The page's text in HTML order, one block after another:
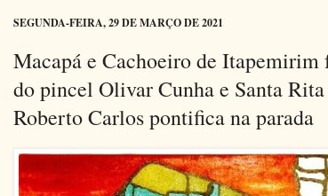
SEGUNDA-FEIRA, 29 DE MARÇO DE 2021
Macapá e Cachoeiro de Itapemirim
do pincel Olivar Cunha e Santa Rita
Roberto Carlos pontifica na parada